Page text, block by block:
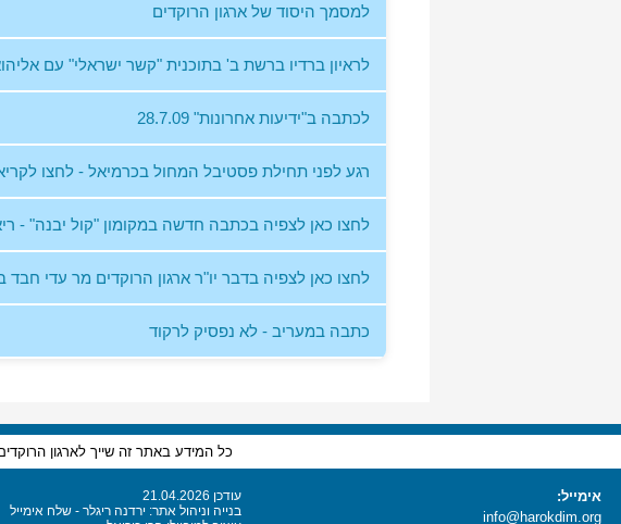
למסמך היסוד של ארגון הרוקדים
לראיון ברדיו ברשת ב' בתוכנית "קשר ישראלי" עם
לכתבה ב"ידיעות אחרונות" 28.7.09
רגע לפני תחילת פסטיבל המחול בכרמיאל - לחצו
לחצו כאן לצפיה בכתבה חדשה במקומון "קול יבנה" -
לחצו כאן לצפיה בדבר יו"ר ארגון הרוקדים מר עדי
כתבה במעריב - לא נפסיק לרקוד
כל המידע באתר זה שייך לארגון
אימייל:
info@harokdim.org
עודכן 21.04.2026
בנייה וניהול אתר: ירדנה ריגלר - שלח אימייל